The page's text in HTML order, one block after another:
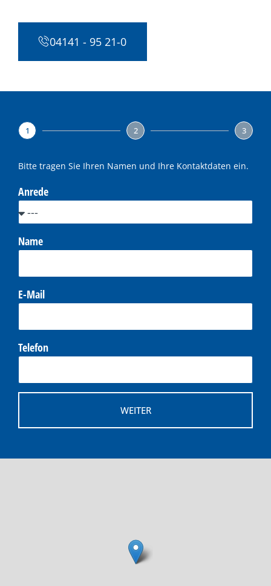
04141 - 95 21-0
1 2 3
Bitte tragen Sie Ihren Namen und Ihre Kontaktdaten ein.
Anrede
Name
E-Mail
Telefon
WEITER